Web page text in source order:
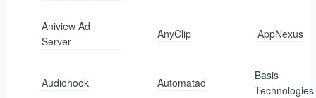
Aniview Ad
Server
AnyClip AppNexus
Audiohook Automatad
Basis
Technologies